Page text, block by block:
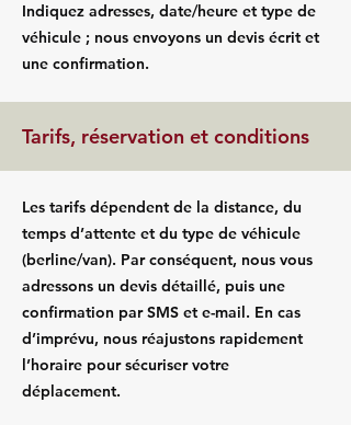
Indiquez adresses, date/heure et type de
véhicule ; nous envoyons un devis écrit et
une confirmation.
Tarifs, réservation et conditions
Les tarifs dépendent de la distance, du
temps d’attente et du type de véhicule
(berline/van). Par conséquent, nous vous
adressons un devis détaillé, puis une
confirmation par SMS et e-mail. En cas
d’imprévu, nous réajustons rapidement
l’horaire pour sécuriser votre
déplacement.